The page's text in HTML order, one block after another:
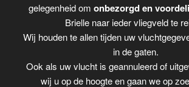
gelegenheid om onbezorgd en
Brielle naar ieder vliegveld te
Wij houden te allen tijden uw
in de gaten.
Ook als uw vlucht is geannuleerd of
wij u op de hoogte en gaan we op